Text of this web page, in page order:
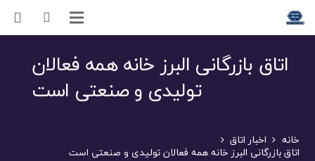
اتاق بازرگانی البرز خانه همه فعالان
تولیدی و صنعتی است
خانه اخبار اتاق
اتاق بازرگانی البرز خانه همه فعالان تولیدی و صنعتی است